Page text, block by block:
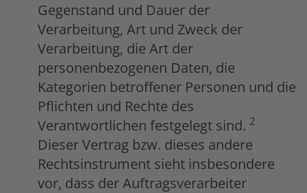
Gegenstand und Dauer der
Verarbeitung, Art und Zweck der
Verarbeitung, die Art der
personenbezogenen Daten, die
Kategorien betroffener Personen und die
Pflichten und Rechte des
Verantwortlichen festgelegt sind. 2
Dieser Vertrag bzw. dieses andere
Rechtsinstrument sieht insbesondere
vor, dass der Auftragsverarbeiter